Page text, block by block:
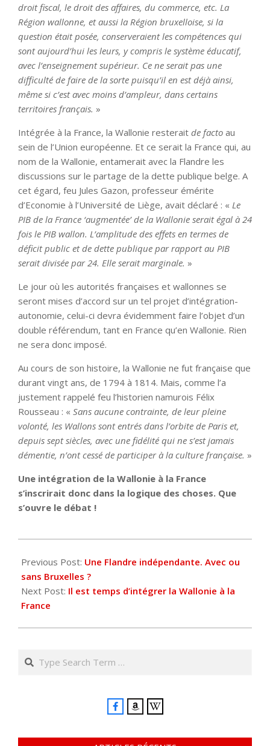
droit fiscal, le droit des affaires, du commerce, etc. La
Région wallonne, et aussi la Région bruxelloise, si la
question était posée, conserveraient les compétences qui
sont aujourd’hui les leurs, y compris le système éducatif,
avec l’enseignement supérieur. Ce ne serait pas une
difficulté de faire de la sorte puisqu’il en est déjà ainsi,
même si c’est avec moins d’ampleur, dans certains
territoires français. »
Intégrée à la France, la Wallonie resterait de facto au
sein de l’Union européenne. Et ce serait la France qui, au
nom de la Wallonie, entamerait avec la Flandre les
discussions sur le partage de la dette publique belge. A
cet égard, feu Jules Gazon, professeur émérite
d’Economie à l’Université de Liège, avait déclaré : « Le
PIB de la France ‘augmentée’ de la Wallonie serait égal à 24
fois le PIB wallon. L’amplitude des effets en termes de
déficit public et de dette publique par rapport au PIB
serait divisée par 24. Elle serait marginale. »
Le jour où les autorités françaises et wallonnes se
seront mises d’accord sur un tel projet d’intégration-
autonomie, celui-ci devra évidemment faire l’objet d’un
double référendum, tant en France qu’en Wallonie. Rien
ne sera donc imposé.
Au cours de son histoire, la Wallonie ne fut française que
durant vingt ans, de 1794 à 1814. Mais, comme l’a
justement rappelé feu l’historien namurois Félix
Rousseau : « Sans aucune contrainte, de leur pleine
volonté, les Wallons sont entrés dans l’orbite de Paris et,
depuis sept siècles, avec une fidélité qui ne s’est jamais
démentie, n’ont cessé de participer à la culture française. »
Une intégration de la Wallonie à la France
s’inscrirait donc dans la logique des choses. Que
s’ouvre le débat !
09-
05
Previous Post: Une Flandre indépendante. Avec ou
sans Bruxelles ?
Next Post: Il est temps d’intégrer la Wallonie à la
France
Search